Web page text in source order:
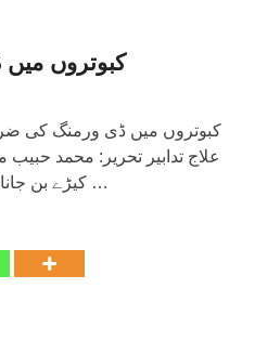
کبوتروں
کبوتروں میں ڈی ورمنگ کی
علاج تدابیر تحریر: محمد
کیڑے بن جانا ایک فطری عمل ہے۔ یہ کیڑے …